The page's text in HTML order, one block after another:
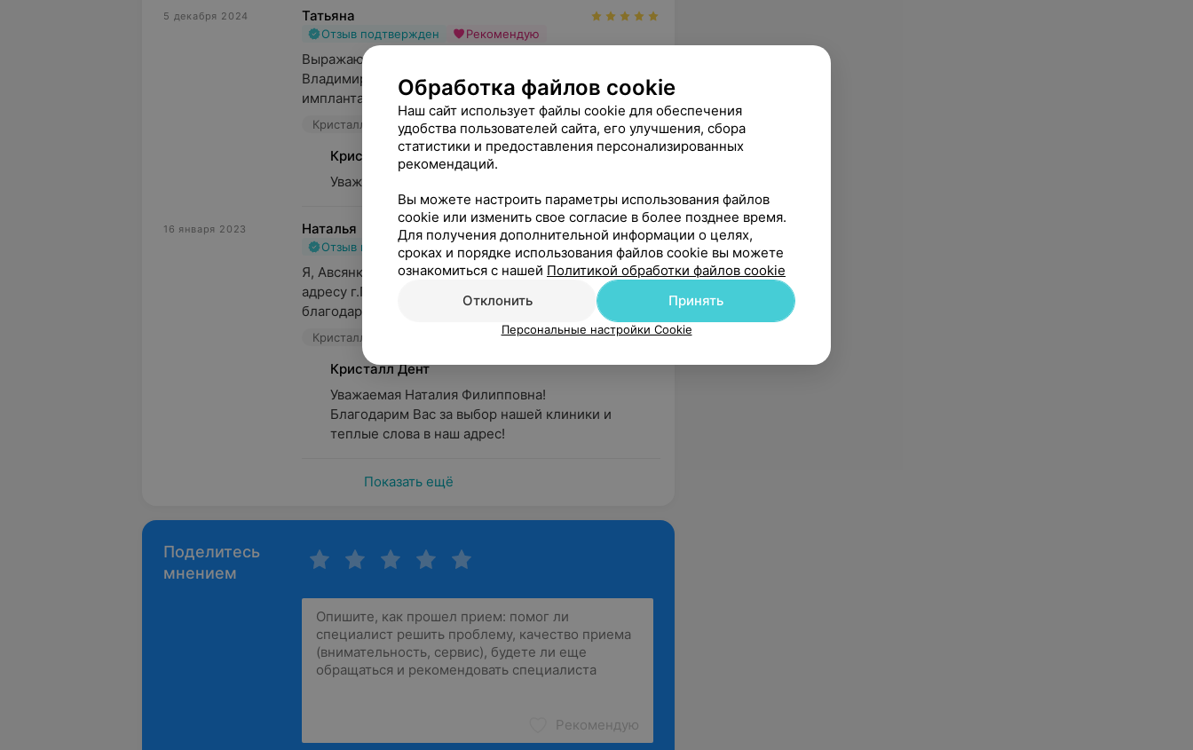
5 декабря 2024 Татьяна
Отзыв подтвержден Рекомендую
Выражаю огромную благодарность Алексею
Владимировичу Матузко. Доктор проводил мне
имплантацию двух зубов, а также постав...
Кристалл Дент, ул. Советская, 99Б
Кристалл Дент
Уважаемая Татьяна, благодарим за отзыв????
16 января 2023 Наталья
Отзыв подтвержден
Я, Авсянко Наталия Филипповна, проживающая по
адресу г.Гомель ул. Сухого  хочу выразить огромную
благодарность хирургу- ...
Кристалл Дент, ул. Советская, 99Б
Кристалл Дент
Уважаемая Наталия Филипповна!
Благодарим Вас за выбор нашей клиники и
теплые слова в наш адрес!
Показать ещё
Поделитесь
мнением
Рекомендую
Обработка файлов cookie
Наш сайт использует файлы cookie для обеспечения
удобства пользователей сайта, его улучшения, сбора
статистики и предоставления персонализированных
рекомендаций.
Вы можете настроить параметры использования файлов
cookie или изменить свое согласие в более позднее время.
Для получения дополнительной информации о целях,
сроках и порядке использования файлов cookie вы можете
ознакомиться с нашей Политикой обработки файлов cookie
Отклонить
Принять
Персональные настройки Cookie